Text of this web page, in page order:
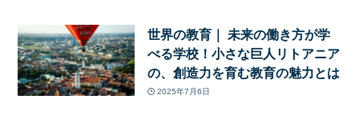
世界の教育｜ 未来の働き方が学
べる学校！小さな巨人リトアニア
の、創造力を育む教育の魅力とは
2025年7月6日